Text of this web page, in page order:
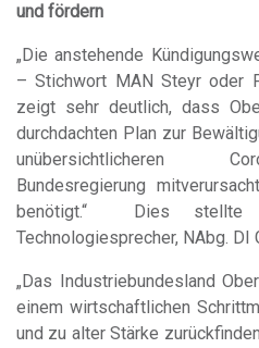
und fördern
„Die anstehende
– Stichwort MAN Steyr oder
zeigt sehr deutlich, dass
durchdachten Plan zur
unübersichtlicheren
Bundesregierung
benötigt.“ Dies stellte
Technologiesprecher, NAbg.
„Das Industriebundesland
einem wirtschaftlichen
und zu alter Stärke